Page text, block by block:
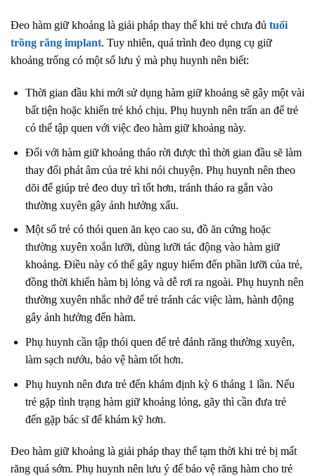
Đeo hàm giữ khoảng là giải pháp thay thế khi trẻ chưa đủ tuổi
trồng răng implant. Tuy nhiên, quá trình đeo dụng cụ giữ
khoảng trống có một số lưu ý mà phụ huynh nên biết:
Thời gian đầu khi mới sử dụng hàm giữ khoảng sẽ gây một vài
bất tiện hoặc khiến trẻ khó chịu. Phụ huynh nên trấn an để trẻ
có thể tập quen với việc đeo hàm giữ khoảng này.
Đối với hàm giữ khoảng tháo rời được thì thời gian đầu sẽ làm
thay đổi phát âm của trẻ khi nói chuyện. Phụ huynh nên theo
dõi để giúp trẻ đeo duy trì tốt hơn, tránh tháo ra gắn vào
thường xuyên gây ảnh hưởng xấu.
Một số trẻ có thói quen ăn kẹo cao su, đồ ăn cứng hoặc
thường xuyên xoắn lưỡi, dùng lưỡi tác động vào hàm giữ
khoảng. Điều này có thể gây nguy hiểm đến phần lưỡi của trẻ,
đồng thời khiến hàm bị lỏng và dễ rơi ra ngoài. Phụ huynh nên
thường xuyên nhắc nhở để trẻ tránh các việc làm, hành động
gây ảnh hưởng đến hàm.
Phụ huynh cần tập thói quen để trẻ đánh răng thường xuyên,
làm sạch nướu, bảo vệ hàm tốt hơn.
Phụ huynh nên đưa trẻ đến khám định kỳ 6 tháng 1 lần. Nếu
trẻ gặp tình trạng hàm giữ khoảng lỏng, gãy thì cần đưa trẻ
đến gặp bác sĩ để khám kỹ hơn.
Đeo hàm giữ khoảng là giải pháp thay thế tạm thời khi trẻ bị mất
răng quá sớm. Phụ huynh nên lưu ý để bảo vệ răng hàm cho trẻ